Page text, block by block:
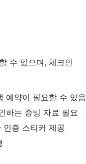
수 있으며, 체크인
예약이 필요할 수 있음
하는 증빙 자료 필요
인증 스티커 제공